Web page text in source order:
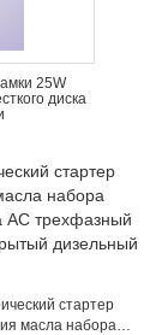
25W
диска
стартер
масла набора